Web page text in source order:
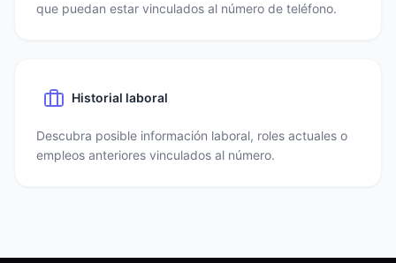
que puedan estar vinculados al número de teléfono.
Historial laboral
Descubra posible información laboral, roles actuales o
empleos anteriores vinculados al número.